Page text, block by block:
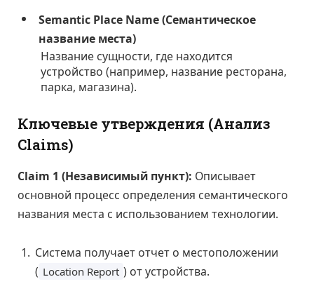
Semantic Place Name (Семантическое
название места)
Название сущности, где находится
устройство (например, название ресторана,
парка, магазина).
Ключевые утверждения (Анализ
Claims)
Claim 1 (Независимый пункт): Описывает
основной процесс определения семантического
названия места с использованием технологии.
Система получает отчет о местоположении
( Location Report ) от устройства.